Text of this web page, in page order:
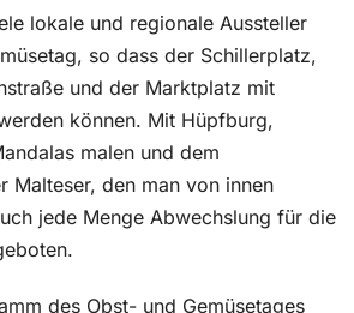
lokale und regionale Aussteller
so dass der Schillerplatz,
und der Marktplatz mit
können. Mit Hüpfburg,
malen und dem
Malteser, den man von innen
jede Menge Abwechslung für die
des Obst- und Gemüsetages